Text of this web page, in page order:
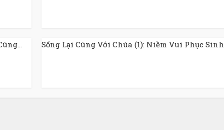
Sống Lại Cùng Với Chúa (1): Niềm Vui Phục Sinh